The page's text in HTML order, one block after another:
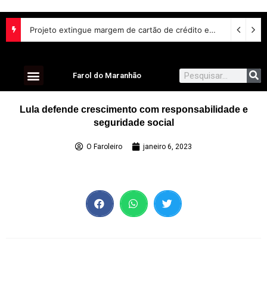
Projeto extingue margem de cartão de crédito em empréstimo consignado do INSS
Farol do Maranhão
Lula defende crescimento com responsabilidade e
seguridade social
O Faroleiro janeiro 6, 2023